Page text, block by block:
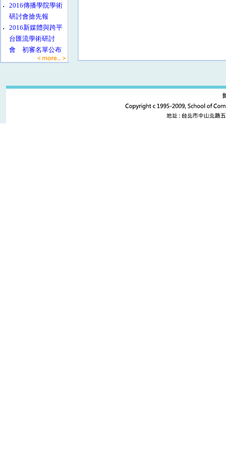
‧
2016傳播學院學術
研討會搶先報
‧
2016新媒體與跨平
台匯流學術研討
會 初審名單公布